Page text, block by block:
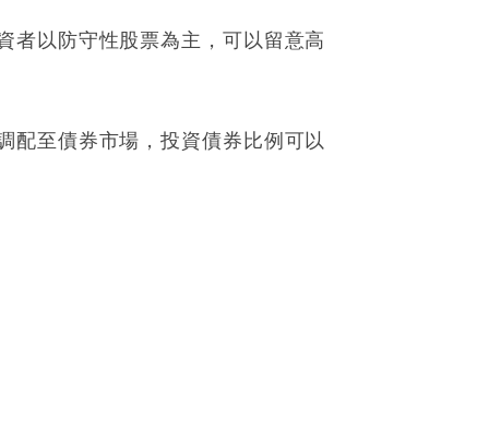
者以防守性股票為主，可以留意高
配至債券市場，投資債券比例可以